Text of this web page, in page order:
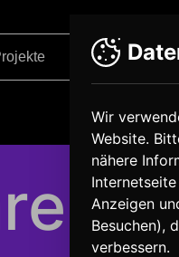
Bildung
Wir
Website.
nähere
Anzeigen
Besuchen),
verbessern.